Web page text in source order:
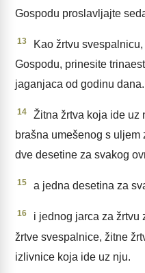
Gospodu proslavljajte
13
Kao žrtvu
Gospodu, prinesite
jaganjaca od godinu
14
Žitna žrtva koja ide uz
brašna umešenog s uljem
dve desetine za svakog
15 a jedna desetina za
16
i jednog jarca za žrtvu
žrtve svespalnice, žitne
izlivnice koja ide uz nju.